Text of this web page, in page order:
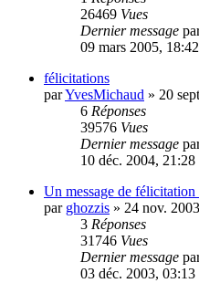
26469 Vues
Dernier message
09 mars 2005, 18:42
félicitations
parYvesMichaud » 20
6 Réponses
39576 Vues
Dernier message
10 déc. 2004, 21:28
Un message de
par ghozzis » 24 nov.
3 Réponses
31746 Vues
Dernier message
03 déc. 2003, 03:13